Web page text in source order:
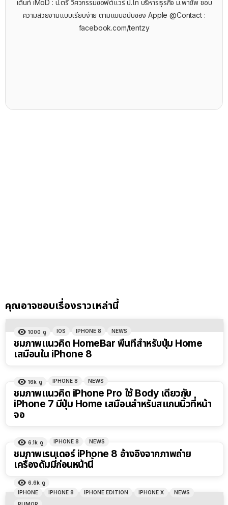
เต้นท์ iMoD : ป.ตรี วิศวกรรมซอฟต์แวร์ ป.โท บริหารธุรกิจ ม.พายัพ ชอบ
ความสวยงามแบบเรียบง่าย ตามแบบฉบับของ Apple @Contact :
facebook.com/tentzy
คุณอาจชอบเรื่องราวเหล่านี้
1000 ดู IOS IPHONE 8 NEWS
ชมภาพแนวคิด HomeBar พื้นที่สำหรับปุ่ม Home
เสมือนใน iPhone 8
16k ดู IPHONE 8 NEWS
ชมภาพแนวคิด iPhone Pro ใช้ Body เดียวกับ
iPhone 7 มีปุ่ม Home เสมือนสำหรับสแกนนิ้วที่หน้า
จอ
6.1k ดู IPHONE 8 NEWS
ชมภาพเรนเดอร์ iPhone 8 อ้างอิงจากภาพถ่าย
เครื่องดัมมี่ก่อนหน้านี้
6.6k ดู
IPHONE
IPHONE 8 IPHONE EDITION IPHONE X
NEWS